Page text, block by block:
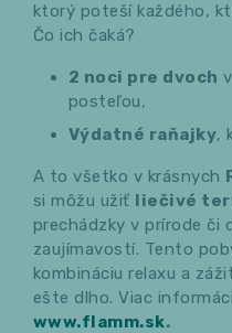
ktorý poteší každého,
Čo ich čaká?
2 noci pre dvoch
posteľou,
Výdatné raňajky,
A to všetko v krásnych
si môžu užiť liečivé
prechádzky v prírode či
zaujímavostí. Tento
kombináciu relaxu a
ešte dlho. Viac
www.flamm.sk.